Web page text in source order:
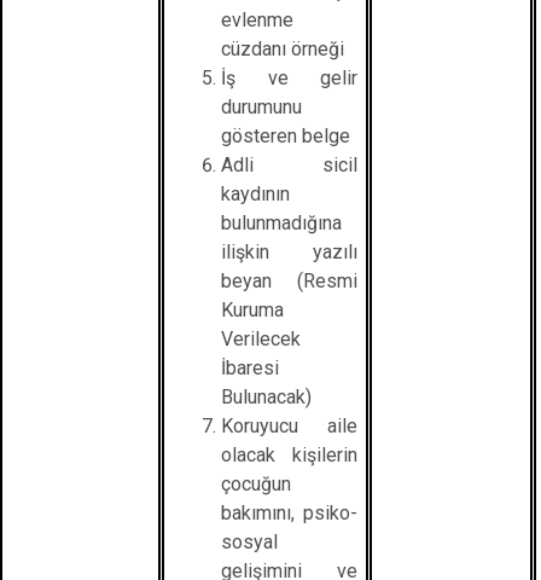
evlenme
cüzdanı örneği
İş ve gelir
durumunu
gösteren belge
Adli sicil
kaydının
bulunmadığına
ilişkin yazılı
beyan (Resmi
Kuruma
Verilecek
İbaresi
Bulunacak)
Koruyucu aile
olacak kişilerin
çocuğun
bakımını, psiko-
sosyal
gelişimini ve